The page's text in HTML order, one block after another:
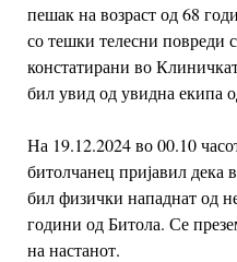
пешак на возраст од 68
со тешки телесни повреди
констатирани во
бил увид од увидна екипа
На 19.12.2024 во 00.10
битолчанец пријавил дека
бил физички нападнат од
години од Битола. Се
на настанот.